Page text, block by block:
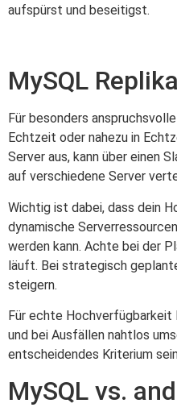
aufspürst und beseitigst.
MySQL
Für besonders
Echtzeit oder nahezu in
Server aus, kann über einen
auf verschiedene Server
Wichtig ist dabei, dass dein
dynamische
werden kann. Achte bei der
läuft. Bei strategisch
steigern.
Für echte Hochverfügbarkeit
und bei Ausfällen nahtlos
entscheidendes Kriterium
MySQL vs.